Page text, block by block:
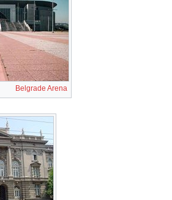
Belgrade Arena